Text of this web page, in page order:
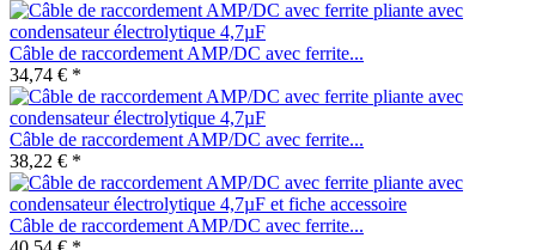
Câble de raccordement AMP/DC avec ferrite...
34,74 € *
Câble de raccordement AMP/DC avec ferrite...
38,22 € *
Câble de raccordement AMP/DC avec ferrite...